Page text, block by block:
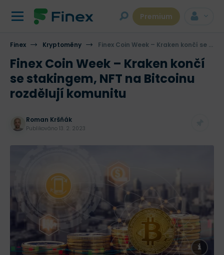
Premium
Finex Kryptoměny Finex Coin Week – Kraken končí se stakingem, NFT na Bitcoinu rozdělují komunitu
Finex Coin Week – Kraken končí
se stakingem, NFT na Bitcoinu
rozdělují komunitu
Roman Kršňák
Publikováno 13. 2. 2023